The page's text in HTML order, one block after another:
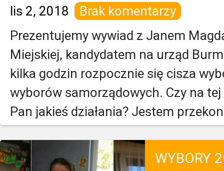
lis 2, 2018
Brak komentarzy
Prezentujemy wywiad z Janem
Miejskiej, kandydatem na urząd
kilka godzin rozpocznie się cisza
wyborów samorządowych. Czy na
Pan jakieś działania? Jestem
WYBORY